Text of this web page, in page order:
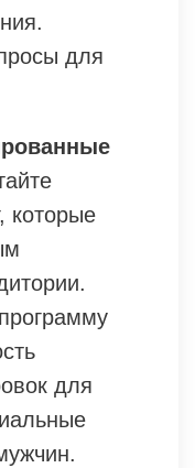
для
которые
для